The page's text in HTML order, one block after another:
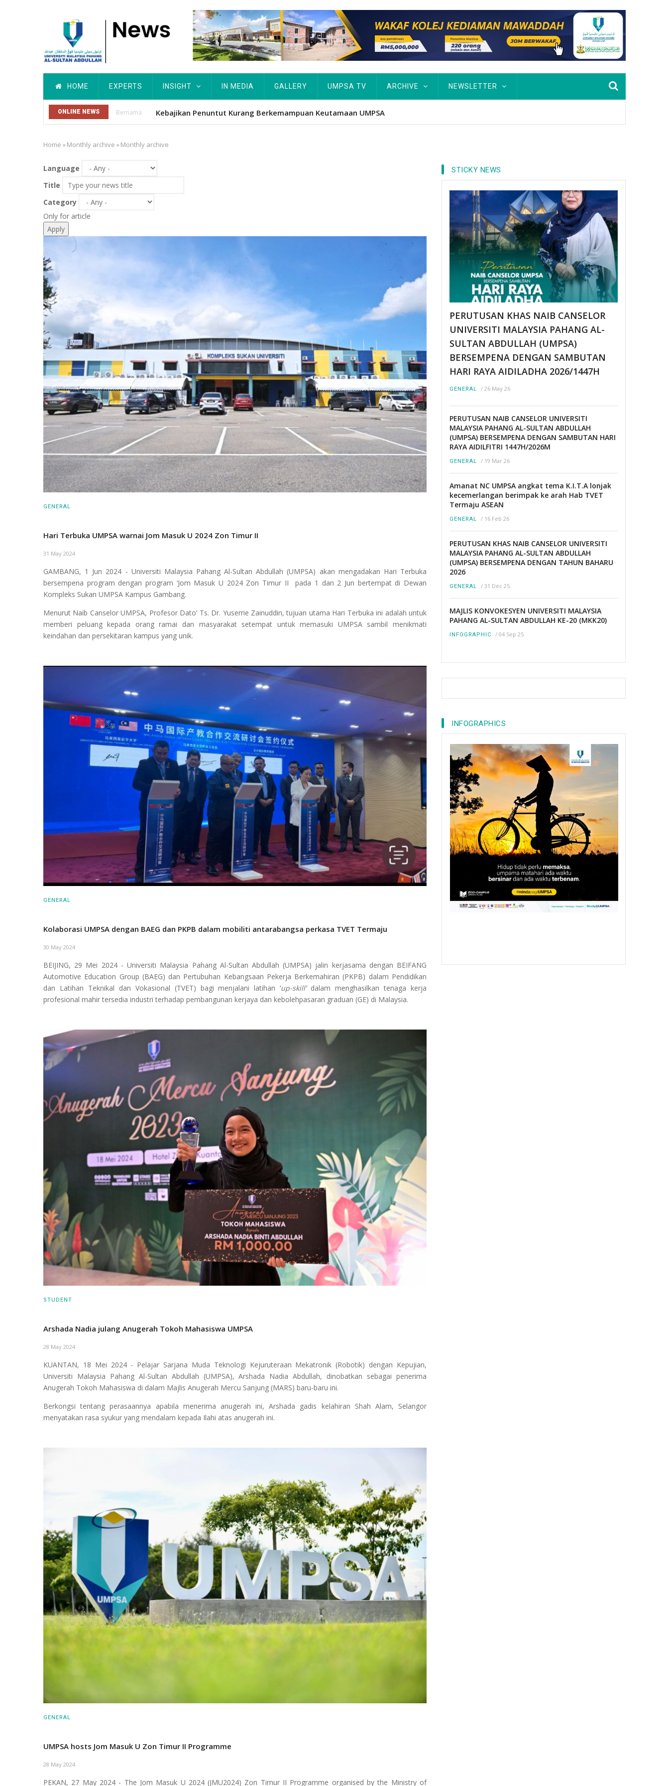
Main
navigation
HOME EXPERTS INSIGHT IN MEDIA GALLERY UMPSA TV ARCHIVE NEWSLETTER
ONLINE NEWS Bernama Kebajikan Penuntut Kurang Berkemampuan Keutamaan UMPSA
Breadcrumb
Home »Monthly archive »Monthly archive
Language
Title
Category
Only for article
GENERAL
Hari Terbuka UMPSA warnai Jom Masuk U 2024 Zon Timur II
31 May 2024
GAMBANG, 1 Jun 2024 - Universiti Malaysia Pahang Al-Sultan Abdullah (UMPSA) akan mengadakan Hari Terbuka
bersempena program dengan program ‘Jom Masuk U 2024 Zon Timur II pada 1 dan 2 Jun bertempat di Dewan
Kompleks Sukan UMPSA Kampus Gambang.
Menurut Naib Canselor UMPSA, Profesor Dato’ Ts. Dr. Yuserrie Zainuddin, tujuan utama Hari Terbuka ini adalah untuk
memberi peluang kepada orang ramai dan masyarakat setempat untuk memasuki UMPSA sambil menikmati
keindahan dan persekitaran kampus yang unik.
GENERAL
Kolaborasi UMPSA dengan BAEG dan PKPB dalam mobiliti antarabangsa perkasa TVET Termaju
30 May 2024
BEIJING, 29 Mei 2024 - Universiti Malaysia Pahang Al-Sultan Abdullah (UMPSA) jalin kerjasama dengan BEIFANG
Automotive Education Group (BAEG) dan Pertubuhan Kebangsaan Pekerja Berkemahiran (PKPB) dalam Pendidikan
dan Latihan Teknikal dan Vokasional (TVET) bagi menjalani latihan ‘up-skill’dalam menghasilkan tenaga kerja
profesional mahir tersedia industri terhadap pembangunan kerjaya dan kebolehpasaran graduan (GE) di Malaysia.
STUDENT
Arshada Nadia julang Anugerah Tokoh Mahasiswa UMPSA
28 May 2024
KUANTAN, 18 Mei 2024 - Pelajar Sarjana Muda Teknologi Kejuruteraan Mekatronik (Robotik) dengan Kepujian,
Universiti Malaysia Pahang Al-Sultan Abdullah (UMPSA), Arshada Nadia Abdullah, dinobatkan sebagai penerima
Anugerah Tokoh Mahasiswa di dalam Majlis Anugerah Mercu Sanjung (MARS) baru-baru ini.
Berkongsi tentang perasaannya apabila menerima anugerah ini, Arshada gadis kelahiran Shah Alam, Selangor
menyatakan rasa syukur yang mendalam kepada Ilahi atas anugerah ini.
GENERAL
UMPSA hosts Jom Masuk U Zon Timur II Programme
28 May 2024
PEKAN, 27 May 2024 - The Jom Masuk U 2024 (JMU2024) Zon Timur II Programme organised by the Ministry of
STICKY NEWS
PERUTUSAN KHAS NAIB CANSELOR
UNIVERSITI MALAYSIA PAHANG AL-
SULTAN ABDULLAH (UMPSA)
BERSEMPENA DENGAN SAMBUTAN
HARI RAYA AIDILADHA 2026/1447H
GENERAL / 26 May 26
PERUTUSAN NAIB CANSELOR UNIVERSITI
MALAYSIA PAHANG AL-SULTAN ABDULLAH
(UMPSA) BERSEMPENA DENGAN SAMBUTAN HARI
RAYA AIDILFITRI 1447H/2026M
GENERAL / 19 Mar 26
Amanat NC UMPSA angkat tema K.I.T.A lonjak
kecemerlangan berimpak ke arah Hab TVET
Termaju ASEAN
GENERAL / 16 Feb 26
PERUTUSAN KHAS NAIB CANSELOR UNIVERSITI
MALAYSIA PAHANG AL-SULTAN ABDULLAH
(UMPSA) BERSEMPENA DENGAN TAHUN BAHARU
2026
GENERAL / 31 Dec 25
MAJLIS KONVOKESYEN UNIVERSITI MALAYSIA
PAHANG AL-SULTAN ABDULLAH KE-20 (MKK20)
INFOGRAPHIC / 04 Sep 25
INFOGRAPHICS